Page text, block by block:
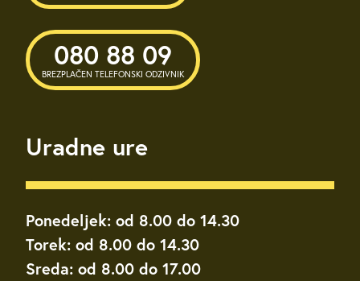
080 88 09
BREZPLAČEN TELEFONSKI ODZIVNIK
Uradne ure
Ponedeljek: od 8.00 do 14.30
Torek: od 8.00 do 14.30
Sreda: od 8.00 do 17.00